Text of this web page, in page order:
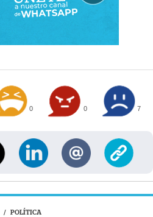
0 0 7
/ POLÍTICA